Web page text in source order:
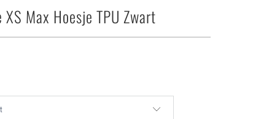
XS Max Hoesje TPU Zwart